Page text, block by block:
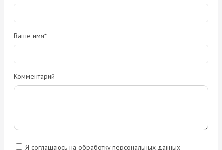
Ваше имя*
Комментарий
Я соглашаюсь на обработку персональных данных